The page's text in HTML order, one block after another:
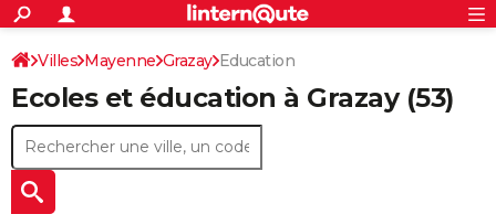
ACTUALITÉS
Politique
Société
Faits Divers
Education
Monde
Villes
+
SPORT
Coupe du monde 2026
Football
Tennis
Cyclisme
Rugby
Forum
Programme TV
TNTStreaming
Cinéma
Sorties cinéma
Musique
Retraite
Impôts
Epargne
Immobilier
Risques naturels par ville
Banque
Assurance
Crédit
AUTO
S'inscrire
Connexion
Villes Mayenne Grazay Education
Ecoles et éducation à Grazay(53)